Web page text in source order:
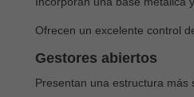
Ofrecen un excelente control
Gestores abiertos
Presentan una estructura más